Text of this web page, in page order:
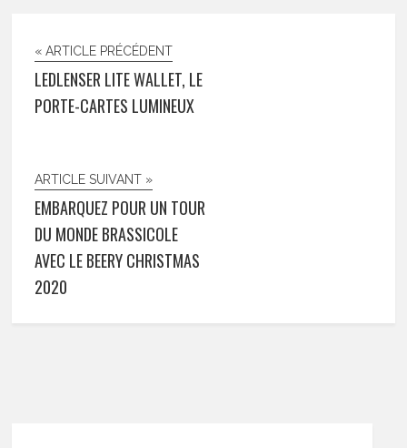
« ARTICLE PRÉCÉDENT
LEDLENSER LITE WALLET, LE
PORTE-CARTES LUMINEUX
ARTICLE SUIVANT »
EMBARQUEZ POUR UN TOUR
DU MONDE BRASSICOLE
AVEC LE BEERY CHRISTMAS
2020